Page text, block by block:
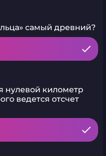
самый древний?
нулевой километр
ведется отсчет